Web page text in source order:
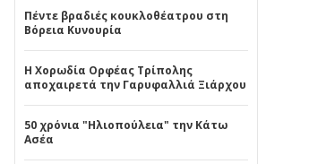
Πέντε βραδιές κουκλοθέατρου στη
Βόρεια Κυνουρία
Η Χορωδία Ορφέας Τρίπολης
αποχαιρετά την Γαρυφαλλιά Ξιάρχου
50 χρόνια "Ηλιοπούλεια" την Κάτω
Ασέα